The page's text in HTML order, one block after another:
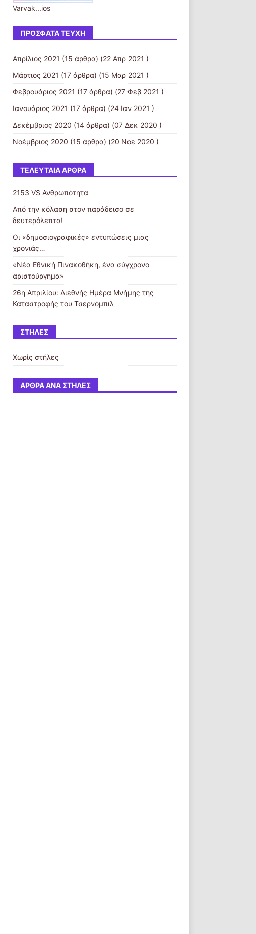
Varvak...ios
ΠΡΌΣΦΑΤΑ ΤΕΎΧΗ
Απρίλιος 2021 (15 άρθρα) (22 Απρ 2021 )
Μάρτιος 2021 (17 άρθρα) (15 Μαρ 2021 )
Φεβρουάριος 2021 (17 άρθρα) (27 Φεβ 2021 )
Ιανουάριος 2021 (17 άρθρα) (24 Ιαν 2021 )
Δεκέμβριος 2020 (14 άρθρα) (07 Δεκ 2020 )
Νοέμβριος 2020 (15 άρθρα) (20 Νοε 2020 )
ΤΕΛΕΥΤΑΊΑ ΆΡΘΡΑ
2153 VS Ανθρωπότητα
Από την κόλαση στον παράδεισο σε
δευτερόλεπτα!
Οι «δημοσιογραφικές» εντυπώσεις μιας
χρονιάς…
«Νέα Εθνική Πινακοθήκη, ένα σύγχρονο
αριστούργημα»
26η Απριλίου: Διεθνής Ημέρα Μνήμης της
Καταστροφής του Τσερνόμπιλ
ΣΤΉΛΕΣ
Χωρίς στήλες
ΆΡΘΡΑ ΑΝΆ ΣΤΉΛΕΣ